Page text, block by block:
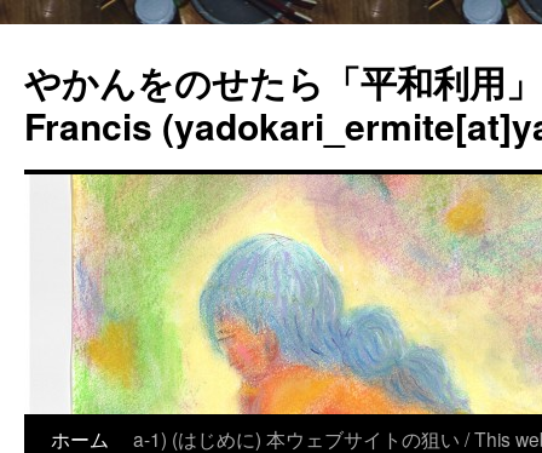
やかんをのせたら「平和利用
Francis
ホーム
a-1) (はじめに) 本ウェブサイトの狙い / This